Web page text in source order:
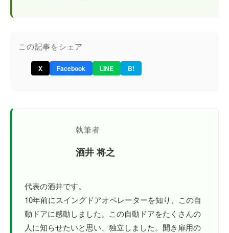
この記事をシェア
X Facebook LINE B!
執筆者
酒井 将之
代表の酒井です。
10年前にスイングドアオペレーターを知り、この自
動ドアに感動しました。この自動ドアをたくさんの
人に知らせたいと思い、独立しました。開き扉用の